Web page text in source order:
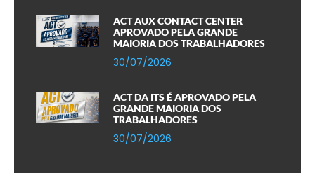
ACT AUX CONTACT CENTER
APROVADO PELA GRANDE
MAIORIA DOS TRABALHADORES
30/07/2026
ACT DA ITS É APROVADO PELA
GRANDE MAIORIA DOS
TRABALHADORES
30/07/2026